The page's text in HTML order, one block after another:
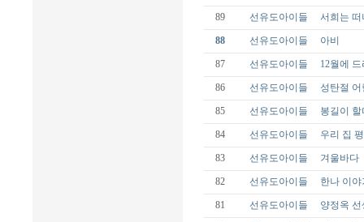
89 선유도아이들 서희는 떠
88 선유도아이들 아비
87 선유도아이들 12월에
86 선유도아이들 성탄절
85 선유도아이들 봉길이 할
84 선유도아이들 우리 집
83 선유도아이들 겨울바다
82 선유도아이들 한나 이야
81 선유도아이들 양정옥 선